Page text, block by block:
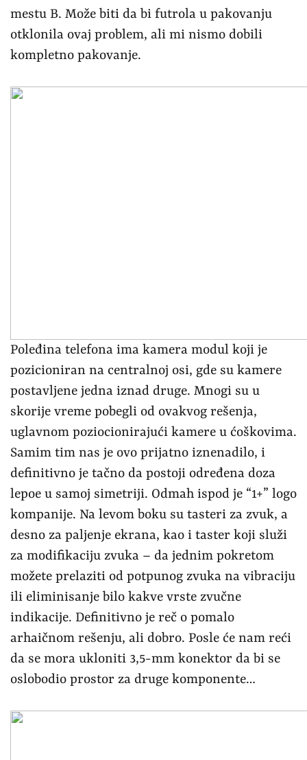
mestu B. Može biti da bi futrola u pakovanju
otklonila ovaj problem, ali mi nismo dobili
kompletno pakovanje.
Poleđina telefona ima kamera modul koji je
pozicioniran na centralnoj osi, gde su kamere
postavljene jedna iznad druge. Mnogi su u
skorije vreme pobegli od ovakvog rešenja,
uglavnom poziocionirajući kamere u ćoškovima.
Samim tim nas je ovo prijatno iznenadilo, i
definitivno je tačno da postoji određena doza
lepoe u samoj simetriji. Odmah ispod je “1+” logo
kompanije. Na levom boku su tasteri za zvuk, a
desno za paljenje ekrana, kao i taster koji služi
za modifikaciju zvuka – da jednim pokretom
možete prelaziti od potpunog zvuka na vibraciju
ili eliminisanje bilo kakve vrste zvučne
indikacije. Definitivno je reč o pomalo
arhaičnom rešenju, ali dobro. Posle će nam reći
da se mora ukloniti 3,5-mm konektor da bi se
oslobodio prostor za druge komponente…